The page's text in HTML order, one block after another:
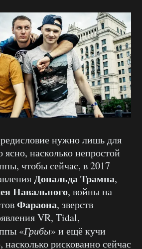
нужно лишь для
насколько непростой
чтобы сейчас, в 2017
Дональда Трампа,
Навального, войны на
Фараона, зверств
VR, Tidal,
«Грибы» и ещё кучи
насколько рискованно сейчас